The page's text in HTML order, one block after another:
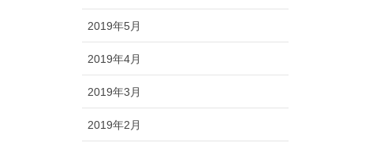
2019年5月
2019年4月
2019年3月
2019年2月